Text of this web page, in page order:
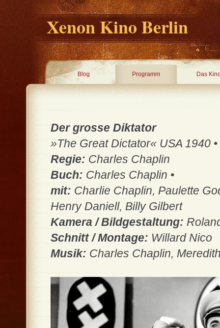
Xenon Kino Berlin
Blog Programm Das
Der grosse Diktator
»The Great Dictator« USA 1940
Regie: Charles Chaplin
Buch: Charles Chaplin •
mit: Charlie Chaplin, Paulette
Henry Daniell, Billy Gilbert
Kamera / Bildgestaltung:
Schnitt / Montage: Willard Nico
Musik: Charles Chaplin,